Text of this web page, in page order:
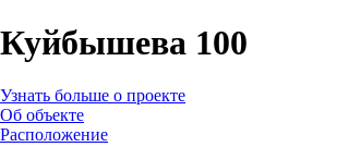
Куйбышева 100
Узнать больше о проекте
Об объекте
Расположение